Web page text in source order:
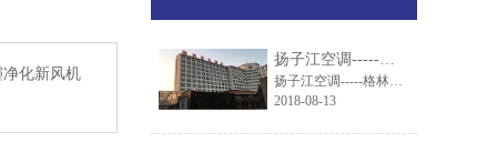
化新风机
扬子江空调-----格林东方酒店引进扬子江组合式空调机组
扬子江空调-----格林东方酒店引进扬子江组合式空调机组
2018-08-13